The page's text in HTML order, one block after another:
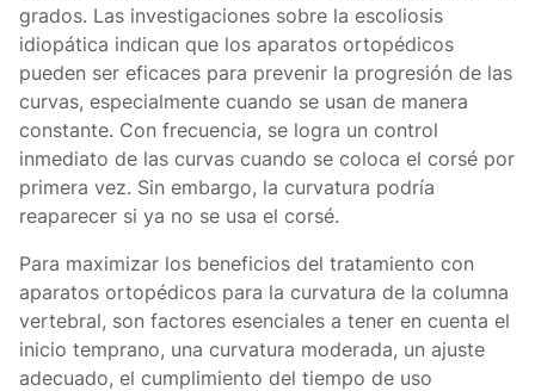
grados. Las investigaciones sobre la escoliosis
idiopática indican que los aparatos ortopédicos
pueden ser eficaces para prevenir la progresión de las
curvas, especialmente cuando se usan de manera
constante. Con frecuencia, se logra un control
inmediato de las curvas cuando se coloca el corsé por
primera vez. Sin embargo, la curvatura podría
reaparecer si ya no se usa el corsé.
Para maximizar los beneficios del tratamiento con
aparatos ortopédicos para la curvatura de la columna
vertebral, son factores esenciales a tener en cuenta el
inicio temprano, una curvatura moderada, un ajuste
adecuado, el cumplimiento del tiempo de uso